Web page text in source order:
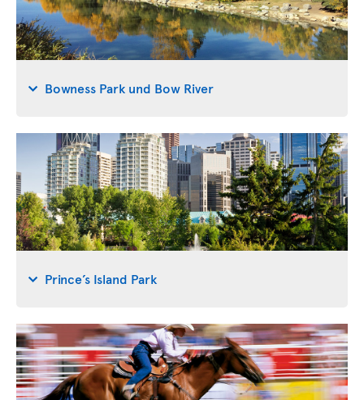
Bowness Park und Bow River
Prince’s Island Park